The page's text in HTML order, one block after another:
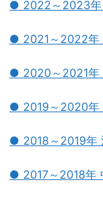
● 2022～2023年
● 2021～2022年
● 2020～2021年
● 2019～2020年
● 2018～2019年
● 2017～2018年